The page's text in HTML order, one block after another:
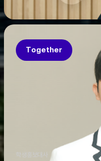
Together
학생홍보대사